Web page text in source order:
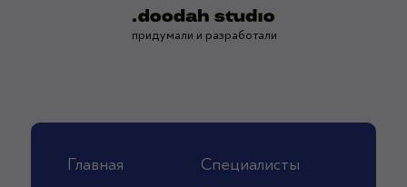
придумали и разработали
Главная
Специалисты